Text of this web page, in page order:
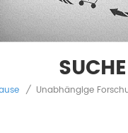
SUCHE
/ Unabhängige